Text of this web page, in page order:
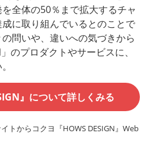
全体の50％まで拡大するチャ
に取り組んでいるとのことで
問いや、違いへの気づきから
のプロダクトやサービスに、
』について詳しくみる
トからコクヨ『HOWS DESIGN』Web